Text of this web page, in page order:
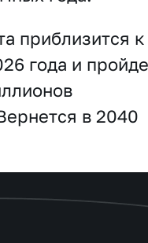
приблизится к
года и
в 2040